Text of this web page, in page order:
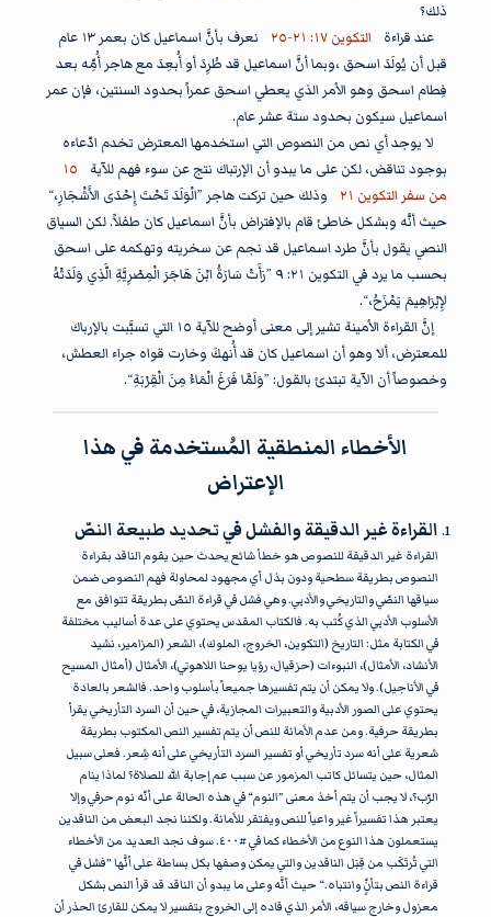
ذلك؟
عند قراءة
التكوين ١٧: ٢١-٢٥
نعرف بأنَّ اسماعيل كان بعمر ١٣ عام
قبل أن يُولَدَ اسحق ،وبما أنَّ اسماعيل قد طُرِدَ أو أُبعِدَ مع هاجر أُمِّه بعد
فِطام اسحق وهو الأمر الذي يعطي اسحق عمراً بحدود السنتين، فإن عمر
اسماعيل سيكون بحدود ستة عشر عام.
لا يوجد أي نص من النصوص التي استخدمها المعترض تخدم ادّعاءه
بوجود تناقض، لكن على ما يبدو أن الإرتباك نتج عن سوء فهم للآية
١٥
من سفر التكوين ٢١
وذلك حين تركت هاجر ”الْوَلَدَ تَحْتَ إِحْدَى الأَشْجَارِ،“
حيث أنَّه وبشكل خاطئ قام بالإفتراض بأنَّ اسماعيل كان طفلاً. لكن السياق
النصي يقول بأنَّ طرد اسماعيل قد نجم عن سخريته وتهكمه على اسحق
بحسب ما يرد في التكوين ٢١: ٩ ”رَأَتْ سَارَةُ ابْنَ هَاجَرَ الْمِصْرِيَّةِ الَّذِي وَلَدَتْهُ
لإِبْرَاهِيمَ يَمْزَحُ،“.
إنَّ القراءة الأمينة تشير إلى معنى أوضح للآية ١٥ التي تسبَّبت بالإرباك
للمعترض، ألا وهو أن اسماعيل كان قد أُنهكَ وخارت قواه جراء العطش،
وخصوصاً أن الآية تبتدئ بالقول: ”وَلَمَّا فَرَغَ الْمَاءُ مِنَ الْقِرْبَةِ“.
الأخطاء المنطقية المُستخدمة في هذا
الإعتراض
القراءة غير الدقيقة والفشل في تحديد طبيعة النصّ
القراءة غير الدقيقة للنصوص هو خطأ شائع يحدث حين يقوم الناقد بقراءة
النصوص بطريقة سطحية ودون بذل أي مجهود لمحاولة فهم النصوص ضمن
سياقها النصّي والتاريخي والأدبي. وهي فشل في قراءة النصّ بطريقة تتوافق مع
الأسلوب الأدبي الذي كُتب به. فالكتاب المقدس يحتوي على عدة أساليب مختلفة
في الكتابة مثل: التاريخ (التكوين، الخروج، الملوك)، الشعر (المزامير، نشيد
الأنشاد، الأمثال)، النبوءات (حزقيال، رؤيا يوحنا اللاهوتي)، الأمثال (أمثال المسيح
في الأناجيل). ولا يمكن أن يتم تفسيرها جميعاً بأسلوب واحد. فالشعر بالعادة
يحتوي على الصور الأدبية والتعبيرات المجازية، في حين أن السرد التأريخي يقرأ
بطريقة حرفية. ومن عدم الأمانة للنص أن يتم تفسير النص المكتوب بطريقة
شعرية على أنه سرد تأريخي أو تفسير السرد التأريخي على أنه شِعر. فعلى سبيل
المثال، حين يتسائل كاتب المزمور عن سبب عم إجابة الله للصلاة؟ لماذا ينام
الرّب؟، لا يجب أن يتم أخذ معنى ”النوم“ في هذه الحالة على أنّه نوم حرفي وإلا
يعتبر هذا تفسيراً غير واعياً للنص ويفتقر للأمانة. ولكننا نجد البعض من الناقدين
يستعملون هذا النوع من الأخطاء كما في #٤٠٠. سوف نجد العديد من الأخطاء
التي تُرتَكَب من قِبَل الناقدين والتي يمكن وصفها بكل بساطة على أنَّها ”فشل في
قراءة النص بتأنٍّ وانتباه.“ حيث أنَّه وعلى ما يبدو أن الناقد قد قرأ النص بشكل
معزول وخارج سياقه، الأمر الذي قاده إلى الخروج بتفسير لا يمكن للقارئ الحذر أن